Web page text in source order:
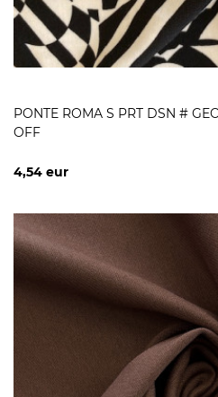
PONTE ROMA S PRT DSN #
OFF
4,54 eur